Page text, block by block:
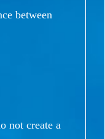
between
not create a